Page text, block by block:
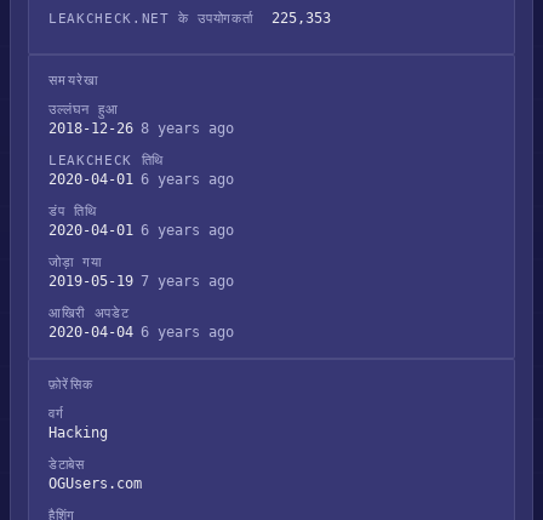
LEAKCHECK.NET के उपयोगकर्ता 225,353
समयरेखा
उल्लंघन हुआ
2018-12-26 8 years ago
LEAKCHECK तिथि
2020-04-01 6 years ago
डंप तिथि
2020-04-01 6 years ago
जोड़ा गया
2019-05-19 7 years ago
आखिरी अपडेट
2020-04-04 6 years ago
फ़ोरेंसिक
वर्ग
Hacking
डेटाबेस
OGUsers.com
हैशिंग